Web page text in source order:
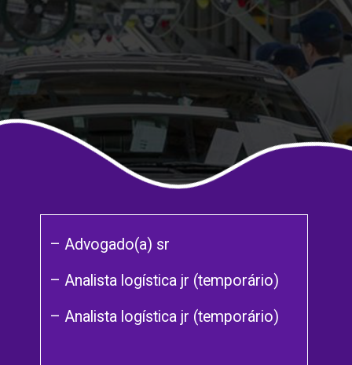
– Advogado(a) sr
– Analista logística jr (temporário)
– Analista logística jr (temporário)